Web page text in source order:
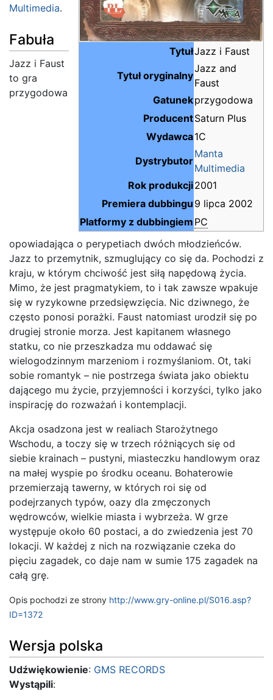
TytułJazz i Faust
Tytuł oryginalny
Jazz and
Faust
Gatunekprzygodowa
ProducentSaturn Plus
Wydawca1C
Dystrybutor
Manta
Multimedia
Rok produkcji2001
Premiera dubbingu 9 lipca 2002
Platformy z dubbingiem PC
Multimedia.
Fabuła
Jazz i Faust
to gra
przygodowa
opowiadająca o perypetiach dwóch młodzieńców.
Jazz to przemytnik, szmuglujący co się da. Pochodzi z
kraju, w którym chciwość jest siłą napędową życia.
Mimo, że jest pragmatykiem, to i tak zawsze wpakuje
się w ryzykowne przedsięwzięcia. Nic dziwnego, że
często ponosi porażki. Faust natomiast urodził się po
drugiej stronie morza. Jest kapitanem własnego
statku, co nie przeszkadza mu oddawać się
wielogodzinnym marzeniom i rozmyślaniom. Ot, taki
sobie romantyk – nie postrzega świata jako obiektu
dającego mu życie, przyjemności i korzyści, tylko jako
inspirację do rozważań i kontemplacji.
Akcja osadzona jest w realiach Starożytnego
Wschodu, a toczy się w trzech różniących się od
siebie krainach – pustyni, miasteczku handlowym oraz
na małej wyspie po środku oceanu. Bohaterowie
przemierzają tawerny, w których roi się od
podejrzanych typów, oazy dla zmęczonych
wędrowców, wielkie miasta i wybrzeża. W grze
występuje około 60 postaci, a do zwiedzenia jest 70
lokacji. W każdej z nich na rozwiązanie czeka do
pięciu zagadek, co daje nam w sumie 175 zagadek na
całą grę.
Opis pochodzi ze strony http://www.gry-online.pl/S016.asp?
ID=1372
Wersja polska
Udźwiękowienie: GMS RECORDS
Wystąpili: